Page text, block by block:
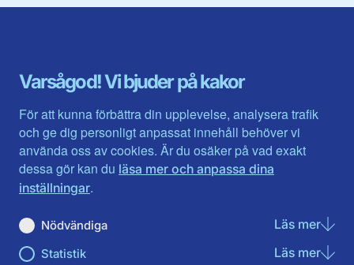
Varsågod! Vi bjuder på kakor
För att kunna förbättra din upplevelse, analysera trafik
och ge dig personligt anpassat innehåll behöver vi
använda oss av cookies. Är du osäker på vad exakt
dessa gör kan du läsa mer och anpassa dina
inställningar.
Nödvändiga Läs merom
Statistik Läs merom
Gävleborg
Halland
Jämtlands län
Jönköpings län
Kalmar län
Kronobergs län
Norrbotten
Skåne län
Värmlands län
Västerbotten
Västra Götaland
Västernorrland
Västmanland
Örebro län
Du hittar oss här på sociala medier